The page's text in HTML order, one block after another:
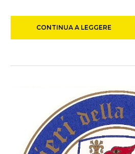
CONTINUA A LEGGERE